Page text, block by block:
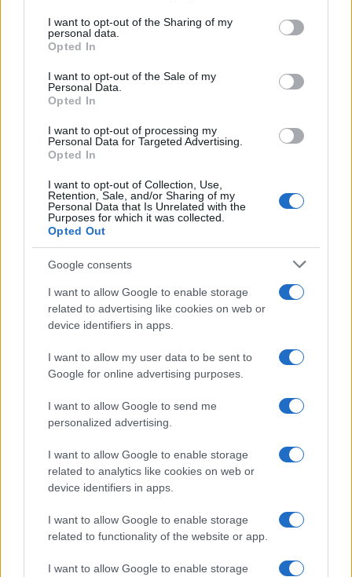
not limited to your visit or usage behaviour. You may click to
grant or deny consent to Google and its third-party tags to
use your data for below specified purposes in below Google
consent section.
I want to opt-out of the Sharing of my
personal data.
Opted In
I want to opt-out of the Sale of my
Personal Data.
Opted In
I want to opt-out of processing my
Personal Data for Targeted Advertising.
Opted In
I want to opt-out of Collection, Use,
Retention, Sale, and/or Sharing of my
Personal Data that Is Unrelated with the
Purposes for which it was collected.
Opted Out
Google consents
I want to allow Google to enable storage
related to advertising like cookies on web or
device identifiers in apps.
I want to allow my user data to be sent to
Google for online advertising purposes.
I want to allow Google to send me
personalized advertising.
I want to allow Google to enable storage
related to analytics like cookies on web or
device identifiers in apps.
I want to allow Google to enable storage
related to functionality of the website or app.
I want to allow Google to enable storage
Analisi dettagliata delle stime finanziarie e dei risultati di Enel
nel 2026
Edoardo Vitali · 6 Ago 2026
QUOTAZIONI CRYPTO
Nome
Eureka Bridged PAX
Gold (Terra
$4,187.30
Steakhouse EURCV
Morpho Vault
(STEAKEURCV)
$100,000,000,000,000.00
Epoch Island $0.032